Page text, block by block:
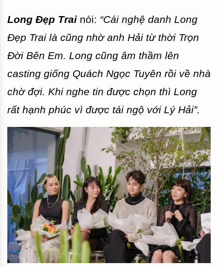
Long Đẹp Trai nói: “Cái nghệ danh Long
Đẹp Trai là cũng nhờ anh Hải từ thời Trọn
Đời Bên Em. Long cũng âm thầm lên
casting giống Quách Ngọc Tuyên rồi về nhà
chờ đợi. Khi nghe tin được chọn thì Long
rất hạnh phúc vì được tái ngộ với Lý Hải”.